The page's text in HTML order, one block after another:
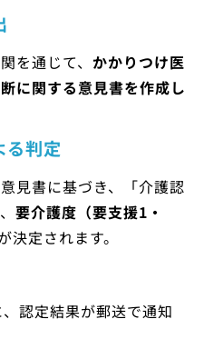
を通じて、 かかりつけ医
に関する意見書を作成し
る判定
見書に基づき、「介護認
要介護度（要支援1・
決定されます。
、認定結果が郵送で通知